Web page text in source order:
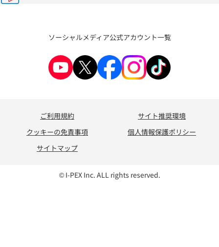
ソーシャルメディア公式アカウント一覧
ご利用規約
サイト推奨環境
クッキーの免責事項
個人情報保護ポリシー
サイトマップ
© I-PEX Inc. ALL rights reserved.